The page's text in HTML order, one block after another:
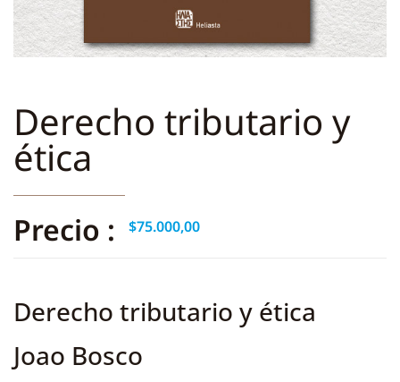
Derecho tributario y
ética
Precio : $75.000,00
Derecho tributario y ética
Joao Bosco